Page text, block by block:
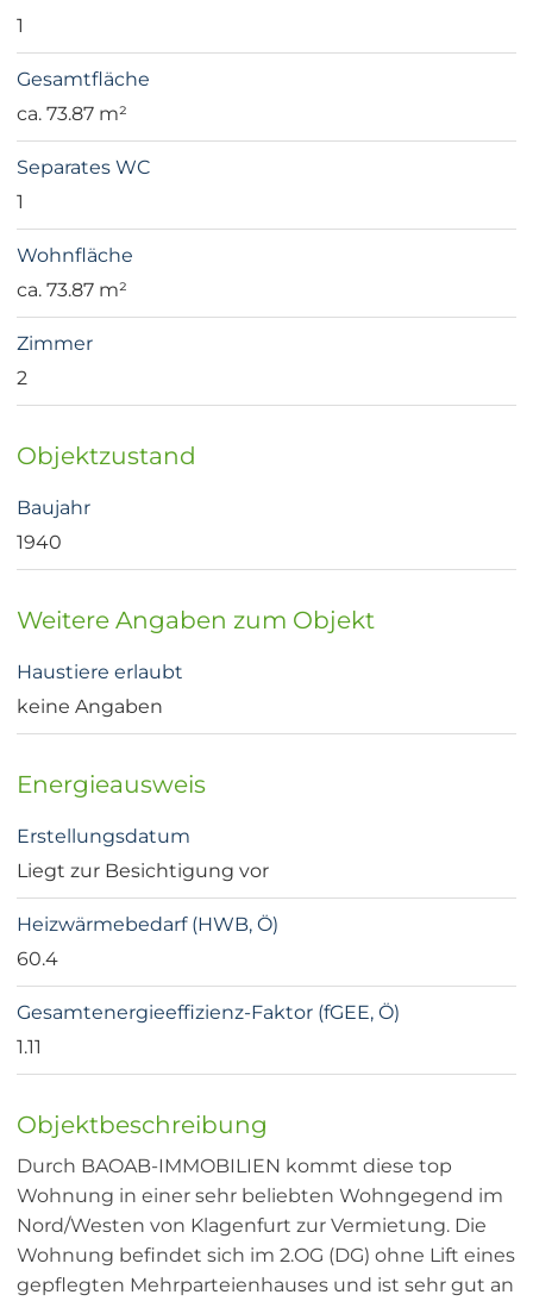
1
Gesamtfläche
ca. 73.87 m²
Separates WC
1
Wohnfläche
ca. 73.87 m²
Zimmer
2
Objektzustand
Baujahr
1940
Weitere Angaben zum Objekt
Haustiere erlaubt
keine Angaben
Energieausweis
Erstellungsdatum
Liegt zur Besichtigung vor
Heizwärmebedarf (HWB, Ö)
60.4
Gesamtenergieeffizienz-Faktor (fGEE, Ö)
1.11
Objektbeschreibung
Durch BAOAB-IMMOBILIEN kommt diese top
Wohnung in einer sehr beliebten Wohngegend im
Nord/Westen von Klagenfurt zur Vermietung. Die
Wohnung befindet sich im 2.OG (DG) ohne Lift eines
gepflegten Mehrparteienhauses und ist sehr gut an